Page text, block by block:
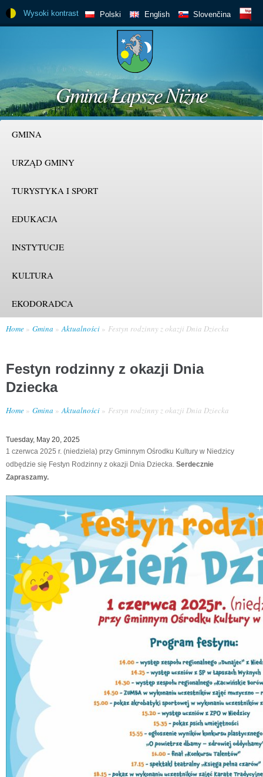
main
content
BIP
Polski English Slovenčina
Wysoki kontrast
Gmina Łapsze Niżne
GMINA
URZĄD GMINY
TURYSTYKA I SPORT
EDUKACJA
INSTYTUCJE
KULTURA
EKODORADCA
Home Gmina Aktualności Festyn rodzinny z okazji Dnia Dziecka
Festyn rodzinny z okazji Dnia
Dziecka
Home Gmina Aktualności Festyn rodzinny z okazji Dnia Dziecka
Tuesday, May 20, 2025
1 czerwca 2025 r. (niedziela) przy Gminnym Ośrodku Kultury w Niedzicy
odbędzie się Festyn Rodzinny z okazji Dnia Dziecka. Serdecznie
Zapraszamy.